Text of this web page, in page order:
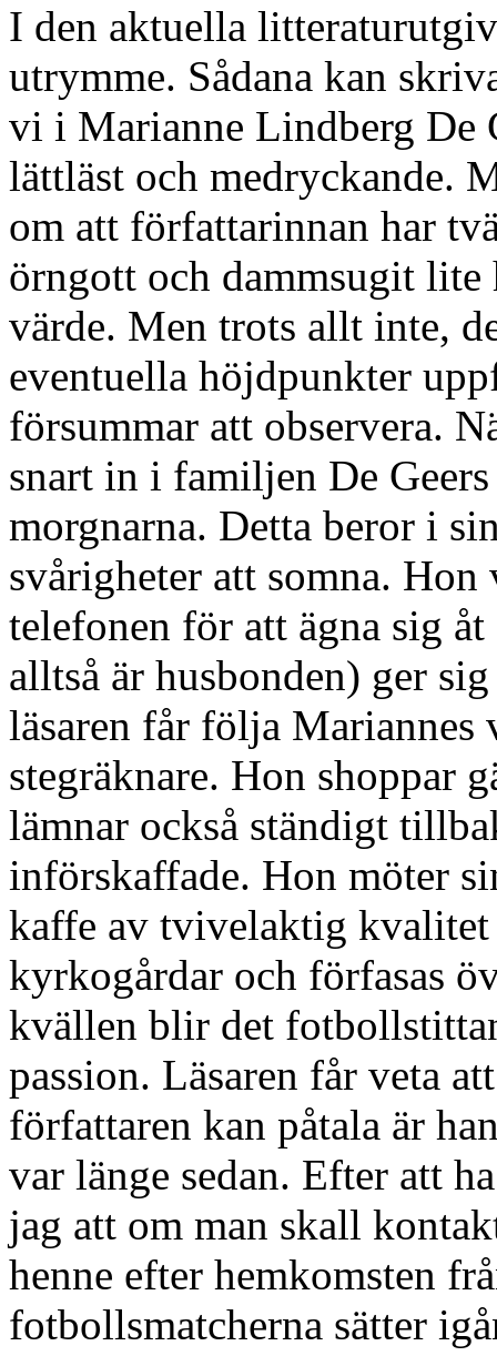
I den aktuella
utrymme. Sådana kan
vi i Marianne Lindberg De
lättläst och medryckande.
om att författarinnan har
örngott och dammsugit lite
värde. Men trots allt inte,
eventuella höjdpunkter
försummar att observera.
snart in i familjen De
morgnarna. Detta beror i
svårigheter att somna.
telefonen för att ägna sig
alltså är husbonden) ger
läsaren får följa Mariannes
stegräknare. Hon shoppar
lämnar också ständigt
införskaffade. Hon möter
kaffe av tvivelaktig kvalitet
kyrkogårdar och förfasas
kvällen blir det
passion. Läsaren får veta
författaren kan påtala är
var länge sedan. Efter att
jag att om man skall
henne efter hemkomsten
fotbollsmatcherna sätter